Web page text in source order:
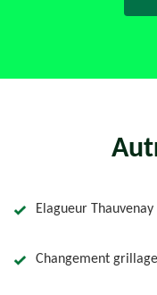
Elagueur Thauvenay
Changement